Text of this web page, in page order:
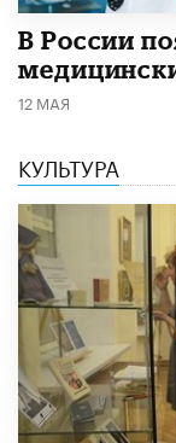
В России
12 МАЯ
КУЛЬТУРА